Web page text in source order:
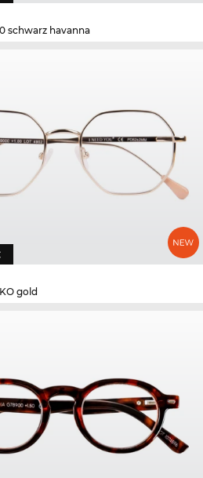
schwarz havanna
gold